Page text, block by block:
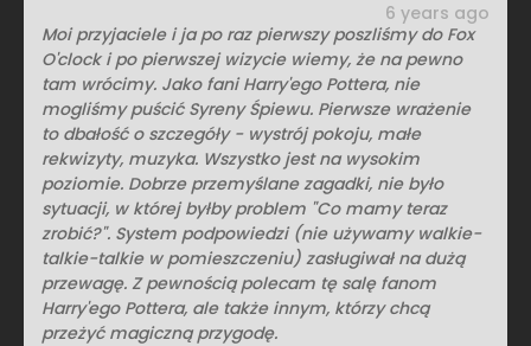
Moi przyjaciele i ja po raz pierwszy poszliśmy do Fox
O'clock i po pierwszej wizycie wiemy, że na pewno
tam wrócimy. Jako fani Harry'ego Pottera, nie
mogliśmy puścić Syreny Śpiewu. Pierwsze wrażenie
to dbałość o szczegóły - wystrój pokoju, małe
rekwizyty, muzyka. Wszystko jest na wysokim
poziomie. Dobrze przemyślane zagadki, nie było
sytuacji, w której byłby problem "Co mamy teraz
zrobić?". System podpowiedzi (nie używamy walkie-
talkie-talkie w pomieszczeniu) zasługiwał na dużą
przewagę. Z pewnością polecam tę salę fanom
Harry'ego Pottera, ale także innym, którzy chcą
przeżyć magiczną przygodę.
6 years ago